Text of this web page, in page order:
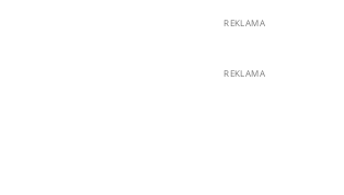
REKLAMA
REKLAMA